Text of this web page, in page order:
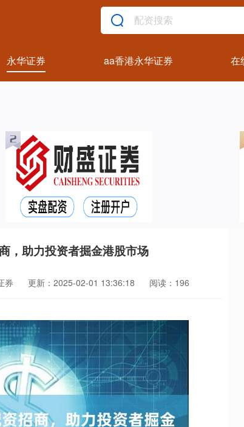
永华证券 aa香港永华证券 在
，助力投资者掘金港股市场
券 更新：2025-02-01 13:36:18 阅读：196